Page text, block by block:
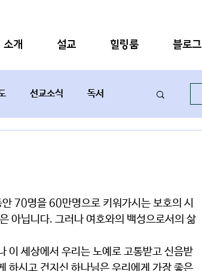
소개 설교 힐링룸 블로그
선교소식 독서
아닙니다. 그러나 여호와의 백성으로서의 삶
하시고 건지신 하나님은 우리에게 가장 좋은